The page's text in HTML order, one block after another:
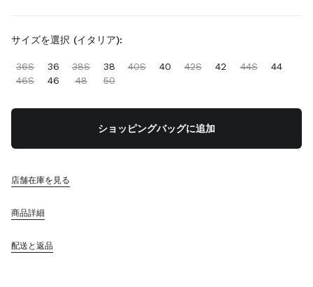
サイズを選択 (イタリア):
36S 36 38S 38 40S 40 42S 42 44S
44
46S
46 48 50
ショッピングバッグに追加
店舗在庫を見る
商品詳細
配送と返品
お問い合わせ
0120-45-1993
お問い合わせ
サイトマップ
サポート
ご注文の追跡
返品
会社